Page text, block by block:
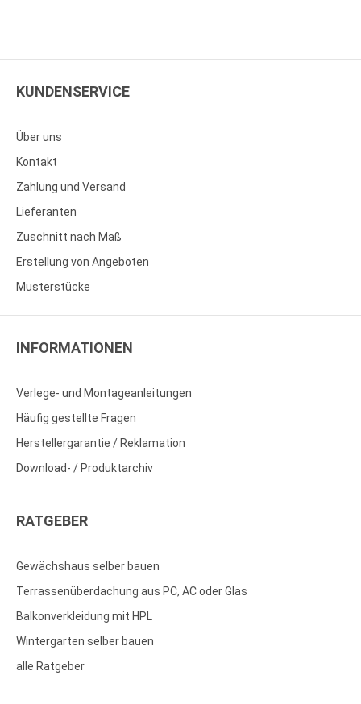
KUNDENSERVICE
Über uns
Kontakt
Zahlung und Versand
Lieferanten
Zuschnitt nach Maß
Erstellung von Angeboten
Musterstücke
INFORMATIONEN
Verlege- und Montageanleitungen
Häufig gestellte Fragen
Herstellergarantie / Reklamation
Download- / Produktarchiv
RATGEBER
Gewächshaus selber bauen
Terrassenüberdachung aus PC, AC oder Glas
Balkonverkleidung mit HPL
Wintergarten selber bauen
alle Ratgeber